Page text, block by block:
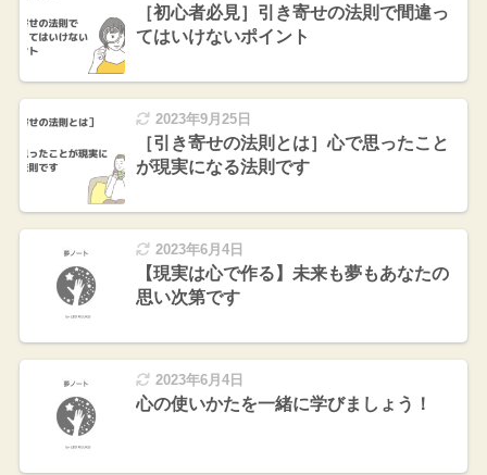
［初心者必見］引き寄せの法則で間違っ
てはいけないポイント
2023年9月25日
［引き寄せの法則とは］心で思ったこと
が現実になる法則です
2023年6月4日
【現実は心で作る】未来も夢もあなたの
思い次第です
2023年6月4日
心の使いかたを一緒に学びましょう！